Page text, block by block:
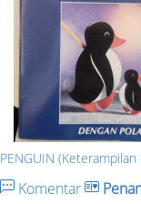
PENGUIN
Komentar